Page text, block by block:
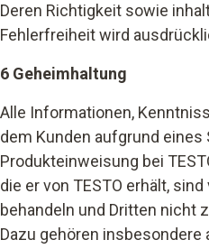
Deren Richtigkeit sowie
Fehlerfreiheit wird
6 Geheimhaltung
Alle Informationen,
dem Kunden aufgrund eines
Produkteinweisung bei
die er von TESTO erhält,
behandeln und Dritten nicht
Dazu gehören insbesondere